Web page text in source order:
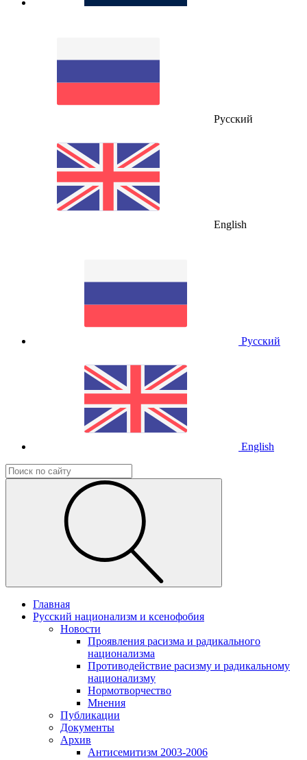
Русский
English
Русский
English
Главная
Русский национализм и ксенофобия
Новости
Проявления расизма и радикального
национализма
Противодействие расизму и радикальному
национализму
Нормотворчество
Мнения
Публикации
Документы
Архив
Антисемитизм 2003-2006